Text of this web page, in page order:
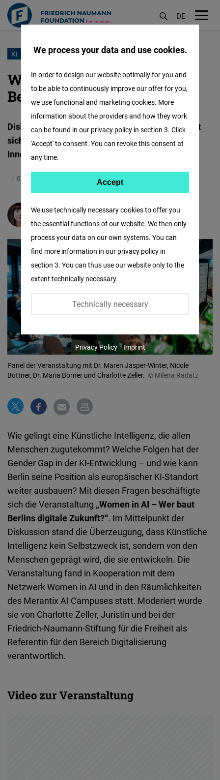
Skip
main
content
DE
KI
Women in AI: Wer baut
Berlins digitale Zukunft?
Diskussionsveranstaltung „Women in AI“ widmet
sich verantwortungsvoller KI und dem
Innovationsstandort Berlin
02.07.2026 Germany
Désirée Viktoria Mohn
Panel der Veranstaltung mit Dr. Maren Jasper-Winter, Nicole
Büttner, Dr. Maria Börner und Charlotte Zeller. © Milena Radatz
Wie gelingt eine Künstliche Intelligenz, die allen
Menschen zugutekommt? Welche Folgen hat der
Gender Gap in der KI-Entwicklung – und wie kann
Berlin seine Position als europäischer KI-Standort
weiter ausbauen? Mit diesen Fragen beschäftigte
sich die Veranstaltung „Women in AI – Wer baut
Berlins digitale Zukunft?“. Im Mittelpunkt der
Diskussion stand die Überzeugung, dass Künstliche
Intelligenz kein Selbstzweck ist, sondern von den
Menschen geprägt wird, die sie entwickeln. Die
Veranstaltung fand in Kooperation mit dem
Netzwerk Women in AI und in den Räumlichkeiten
des Merantix AI Campuses statt. Moderiert wurde
sie von Charlotte Zeller, Juristin und bei der
Friedrich-Naumann-Stiftung für die Freiheit als
Referentin für den Bereich Digitalisierung
verantwortlich.
Video zur Veranstaltung
We process your data and use cookies.
We use technically necessary cookies to offer you
the essential functions of our website. We then only
process your data on our own systems. You can
find more information in our privacy policy in
section 3. You can thus use our website only to the
extent technically necessary.
Technically necessary
In order to design our website optimally for you and
to be able to continuously improve our offer for you,
we use functional and marketing cookies. More
information about the providers and how they work
can be found in our privacy policy in section 3. Click
'Accept' to consent. You can revoke this consent at
any time.
Facebook
Embed
Twitter
Embed
Youtube
Embed
Maps
Cloudinary
Flickr
Embed
Newsletter2go
Embed
Podigee
Embed
D.Vinci
Embed
Typeform
Embed
Accept
Privacy Policy Imprint